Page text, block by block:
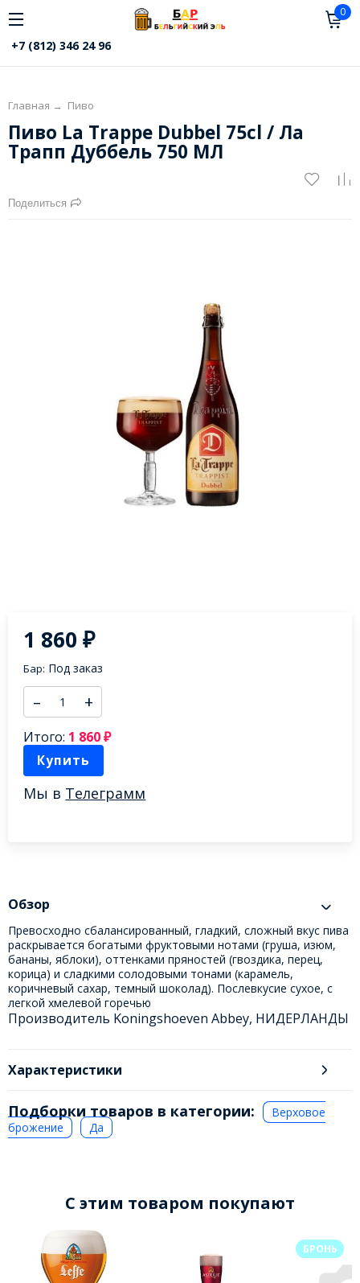
0
+7 (812) 346 24 96
Главная → Пиво
Пиво La Trappe Dubbel 75cl / Ла
Трапп Дуббель 750 МЛ
Поделиться
1 860₽
Бар: Под заказ
– +
Итого: 1 860₽
Купить
Мы в Телеграмм
Обзор
Превосходно сбалансированный, гладкий, сложный вкус пива
раскрывается богатыми фруктовыми нотами (груша, изюм,
бананы, яблоки), оттенками пряностей (гвоздика, перец,
корица) и сладкими солодовыми тонами (карамель,
коричневый сахар, темный шоколад). Послевкусие сухое, с
легкой хмелевой горечью
Производитель Koningshoeven Abbey, НИДЕРЛАНДЫ
Характеристики
Подборки товаров в категории:
Верховое
брожение
Да
C этим товаром покупают
БРОНЬ